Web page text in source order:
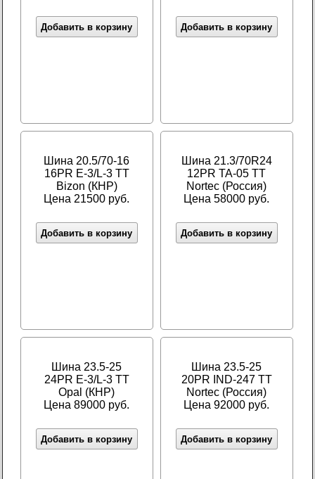
Добавить в корзину Добавить в корзину
Шина 20.5/70-16
16PR E-3/L-3 TT
Bizon (КНР)
Цена 21500 руб.
Добавить в корзину
Шина 21.3/70R24
12PR TA-05 TT
Nortec (Россия)
Цена 58000 руб.
Добавить в корзину
Шина 23.5-25
24PR E-3/L-3 TT
Opal (КНР)
Цена 89000 руб.
Добавить в корзину
Шина 23.5-25
20PR IND-247 TT
Nortec (Россия)
Цена 92000 руб.
Добавить в корзину